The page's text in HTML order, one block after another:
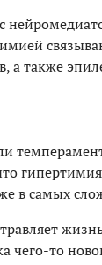
а также
в самых
чего-то